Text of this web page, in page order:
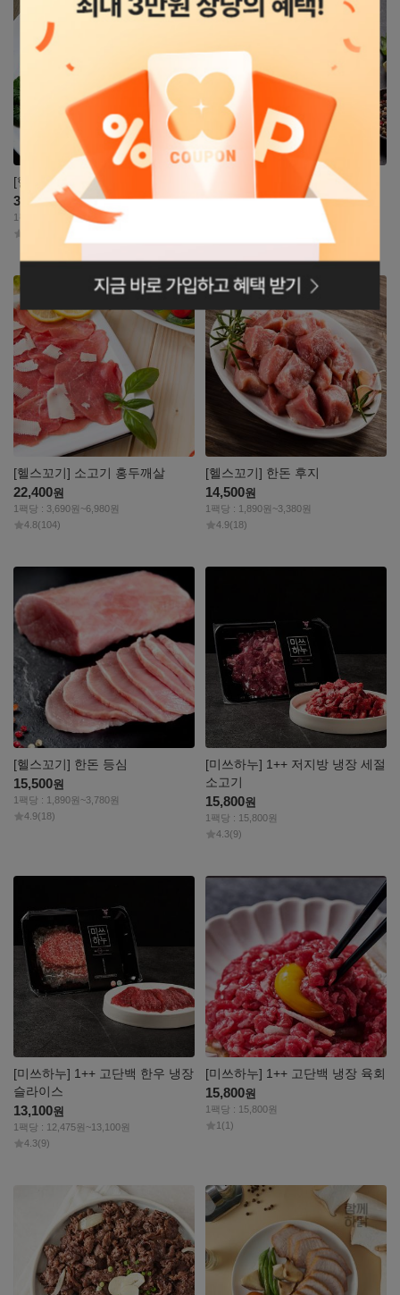
[헬스꼬기] 소고기 부채살
33,500원
1팩당 : 4,550원~8,900원
[헬스꼬기] 소고기 설도
20,900원
보기
[헬스꼬기] 소고기 홍두깨살
22,400원
1팩당 : 3,690원~6,980원
4.8(104)
자세히
보기
[헬스꼬기] 한돈 후지
14,500원
1팩당 : 1,890원~3,380원
4.9(18)
자세히
보기
[헬스꼬기] 한돈 등심
15,500원
1팩당 : 1,890원~3,780원
4.9(18)
자세히
보기
[미쓰하누] 1++ 저지방 냉장 세절
소고기
15,800원
1팩당 : 15,800원
4.3(9)
자세히
[미쓰하누] 1++ 고단백 한우 냉장
슬라이스
13,100원
1팩당 : 12,475원~13,100원
4.3(9)
자세히
[미쓰하누] 1++ 고단백 냉장 육회
15,800원
1팩당 : 15,800원
1 (1)
자세히
보기
로그인페이지로